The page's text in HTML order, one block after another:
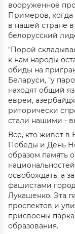
вооруженное
Примеров, когда
в нашей стране
белорусский
"Порой
к нам народы
обиды на
Беларуси, "у
находят общий
евреи,
риторически
стали нашими -
Все, кто живет в
Победы и День
образом память
освобождать, а
фашистами
Лукашенко. Эта
проспектов и
присвоены
образования.